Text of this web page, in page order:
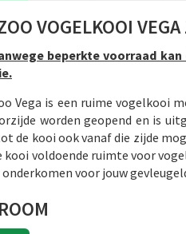
VOGELKOOI
beperkte voorraad
Vega is een ruime vogelkooi
worden geopend en is
de kooi ook vanaf die zijde
kooi voldoende ruimte voor
voor jouw